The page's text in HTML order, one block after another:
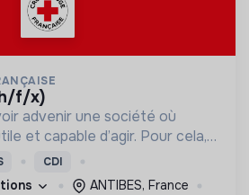
f/x)
advenir une société où
et capable d’agir. Pour cela,
moyens et des lieux
et adaptés à tous.
CDI
ANTIBES, France